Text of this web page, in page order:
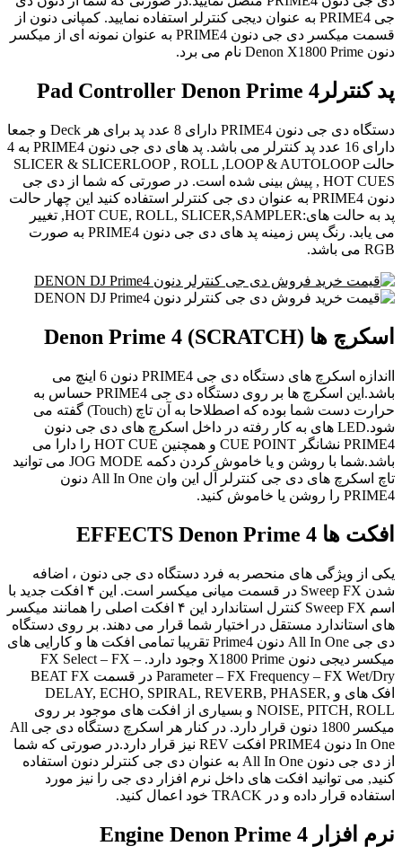
جی PRIME4 به عنوان دیجی کنترلر استفاده نمایید. کمپانی دنون از
قسمت میکسر دی جی دنون PRIME4 به عنوان نمونه ای از میکسر
دنون Denon X1800 Prime نام می برد.
پد کنترلرPad Controller Denon Prime 4
دستگاه دی جی دنون PRIME4 دارای 8 عدد پد برای هر Deck و جمعا
دارای 16 عدد پد کنترلر می باشد. پد های دی جی دنون PRIME4 به 4
حالت SLICER & SLICERLOOP , ROLL ,LOOP & AUTOLOOP
, HOT CUES پیش بینی شده است. در صورتی که شما از دی جی
دنون PRIME4 به عنوان دی جی کنترلر استفاده کنید این چهار حالت
پد به حالت های:HOT CUE, ROLL, SLICER,SAMPLER, تغییر
می یابد. رنگ پس زمینه پد های دی جی دنون PRIME4 به صورت
RGB می باشد.
اسکرچ ها (SCRATCH) Denon Prime 4
ااندازه اسکرچ های دستگاه دی جی PRIME4 دنون 6 اینچ می
باشد.این اسکرچ ها بر روی دستگاه دی جی PRIME4 حساس به
حرارت دست شما بوده که اصطلاحا به آن تاچ (Touch) گفته می
شود.LED های به کار رفته در داخل اسکرچ های دی جی دنون
PRIME4 نشانگر CUE POINT و همچنین HOT CUE را دارا می
باشد.شما با روشن و یا خاموش کردن دکمه JOG MODE می توانید
تاچ اسکرچ های دی جی کنترلر آل این وان All In One دنون
PRIME4 را روشن یا خاموش کنید.
افکت ها EFFECTS Denon Prime 4
یکی از ویژگی های منحصر به فرد دستگاه دی جی دنون ، اضافه
شدن Sweep FX در قسمت میانی میکسر است. این ۴ افکت جدید با
اسم Sweep FX کنترل استاندارد این ۴ افکت اصلی را همانند میکسر
های استاندارد مستقل در اختیار شما قرار می دهند. بر روی دستگاه
دی جی All In One دنون Prime4 تقریبا تمامی افکت ها و کارایی های
میکسر دیجی دنون X1800 Prime وجود دارد. – FX Select – FX
Parameter – FX Frequency – FX Wet/Dry در قسمت BEAT FX
افک های و DELAY, ECHO, SPIRAL, REVERB, PHASER,
NOISE, PITCH, ROLL و بسیاری از افکت های موجود بر روی
میکسر 1800 دنون قرار دارد. در کنار هر اسکرچ دستگاه دی جی All
In One دنون PRIME4 افکت REV نیز قرار دارد.در صورتی که شما
از دی جی دنون All In One به عنوان دی جی کنترلر دنون استفاده
کنید, می توانید افکت های داخل نرم افزار دی جی را نیز مورد
استفاده قرار داده و در TRACK خود اعمال کنید.
نرم افزار Engine Denon Prime 4